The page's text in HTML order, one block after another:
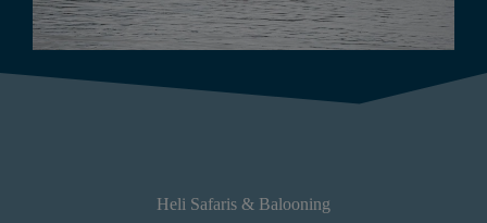
Heli Safaris & Balooning